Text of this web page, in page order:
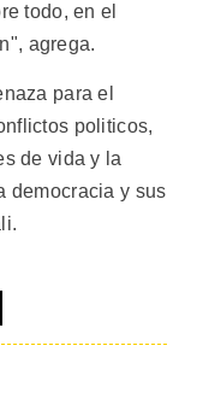
todo, en el
agrega.
para el
politicos,
de vida y la
democracia y sus